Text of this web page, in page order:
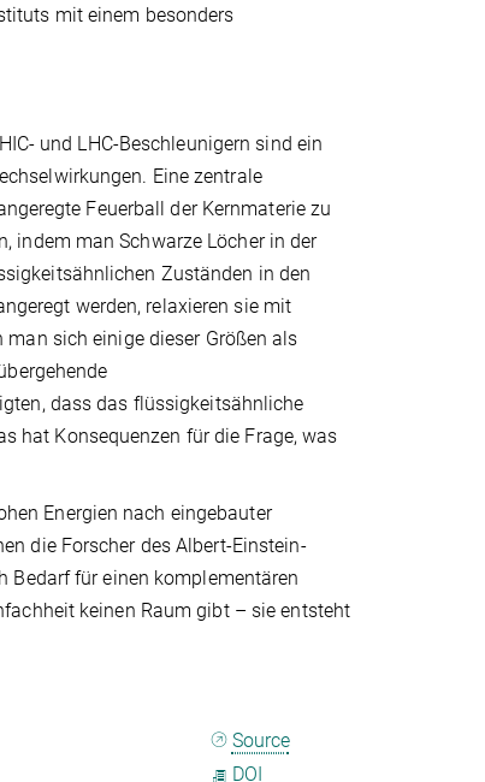
mit einem besonders
und LHC-Beschleunigern sind ein
Eine zentrale
Feuerball der Kernmaterie zu
indem man Schwarze Löcher in der
Zuständen in den
werden, relaxieren sie mit
sich einige dieser Größen als
dass das flüssigkeitsähnliche
hat Konsequenzen für die Frage, was
Energien nach eingebauter
die Forscher des Albert-Einstein-
Bedarf für einen komplementären
keinen Raum gibt – sie entsteht
Source
DOI